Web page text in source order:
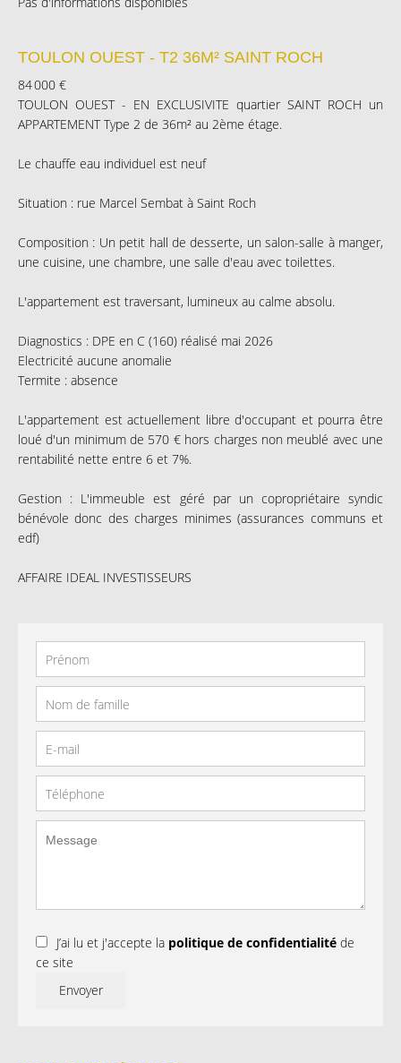
TOULON OUEST - T2 36M² SAINT ROCH
84 000 €
TOULON OUEST - EN EXCLUSIVITE quartier SAINT ROCH un
APPARTEMENT Type 2 de 36m² au 2ème étage.
Le chauffe eau individuel est neuf
Situation : rue Marcel Sembat à Saint Roch
Composition : Un petit hall de desserte, un salon-salle à manger,
une cuisine, une chambre, une salle d'eau avec toilettes.
L'appartement est traversant, lumineux au calme absolu.
Diagnostics : DPE en C (160) réalisé mai 2026
Electricité aucune anomalie
Termite : absence
L'appartement est actuellement libre d'occupant et pourra être
loué d'un minimum de 570 € hors charges non meublé avec une
rentabilité nette entre 6 et 7%.
Gestion : L'immeuble est géré par un copropriétaire syndic
bénévole donc des charges minimes (assurances communs et
edf)
AFFAIRE IDEAL INVESTISSEURS
J’ai lu et j'accepte la politique de confidentialité de
ce site
Envoyer